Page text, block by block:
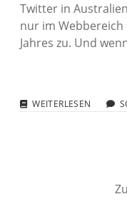
Twitter in
nur im Webbereich
Jahres zu. Und
WEITERLESEN
EINEM